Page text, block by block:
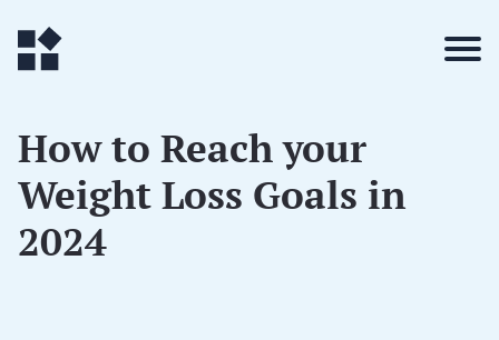
How to Reach your
Weight Loss Goals in
2024